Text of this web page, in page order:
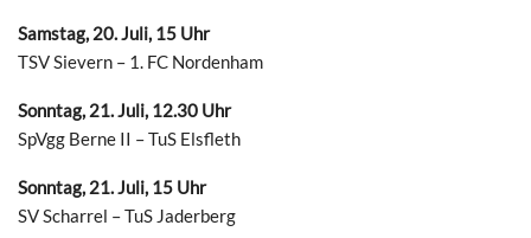
Samstag, 20. Juli, 15 Uhr
TSV Sievern – 1. FC Nordenham
Sonntag, 21. Juli, 12.30 Uhr
SpVgg Berne II – TuS Elsfleth
Sonntag, 21. Juli, 15 Uhr
SV Scharrel – TuS Jaderberg